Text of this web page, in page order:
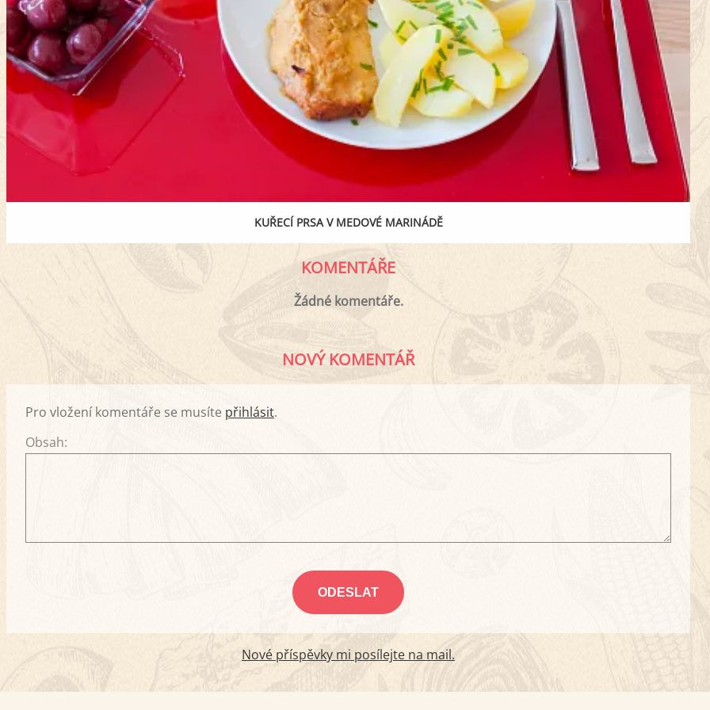
KUŘECÍ PRSA V MEDOVÉ MARINÁDĚ
KOMENTÁŘE
Žádné komentáře.
NOVÝ KOMENTÁŘ
Pro vložení komentáře se musíte přihlásit.
Obsah:
Nové příspěvky mi posílejte na mail.